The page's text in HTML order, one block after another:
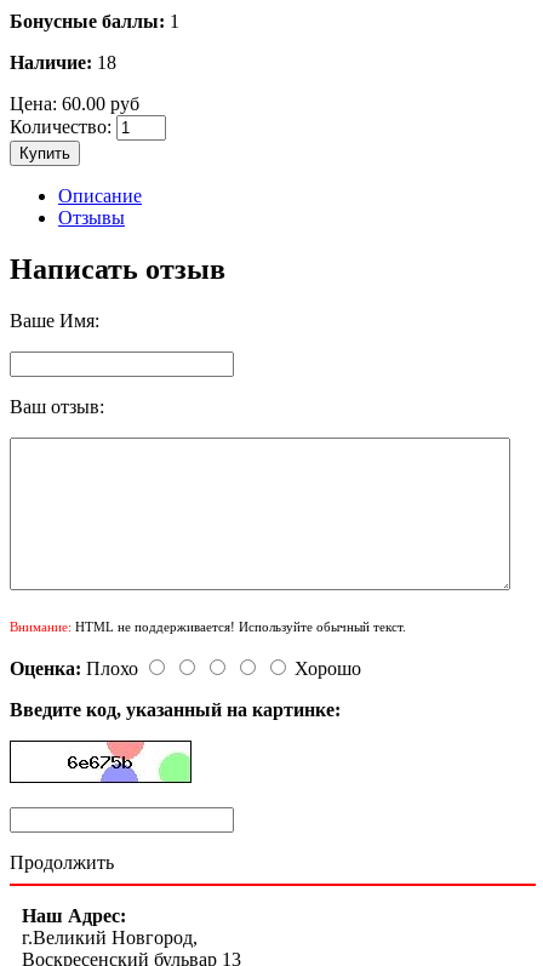
Бонусные баллы: 1
Наличие: 18
Цена: 60.00 руб
Количество:
Купить
Описание
Отзывы
Написать отзыв
Ваше Имя:
Ваш отзыв:
Внимание: HTML не поддерживается! Используйте обычный текст.
Оценка: Плохо
Хорошо
Введите код, указанный на картинке:
Продолжить
Наш Адрес:
г.Великий Новгород,
Воскресенский бульвар 13